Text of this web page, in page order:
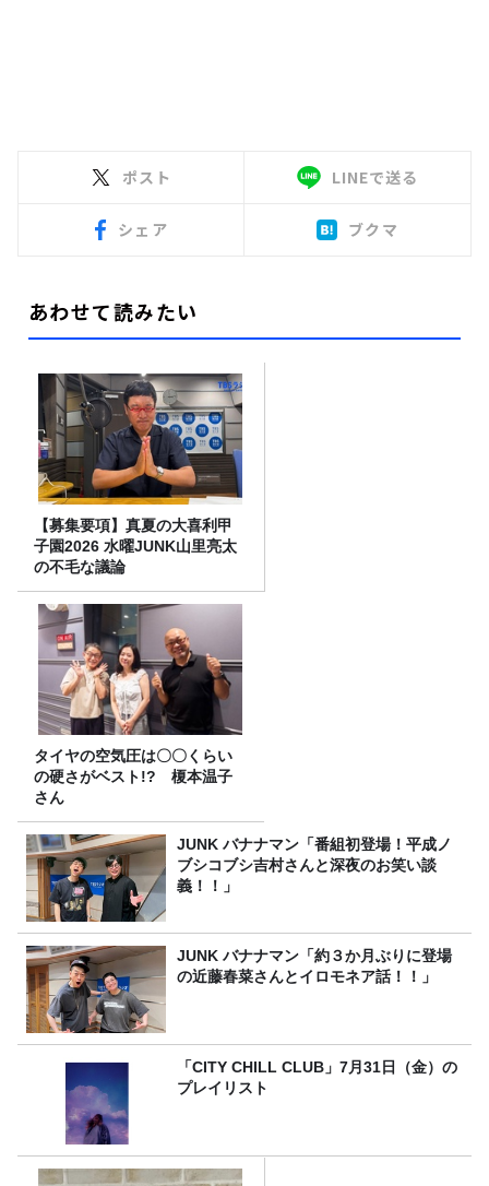
ポスト LINEで送る
シェア ブクマ
あわせて読みたい
【募集要項】真夏の大喜利甲
子園2026 水曜JUNK山里亮太
の不毛な議論
タイヤの空気圧は〇〇くらい
の硬さがベスト!? 榎本温子
さん
JUNK バナナマン「番組初登場！平成ノ
ブシコブシ吉村さんと深夜のお笑い談
義！！」
JUNK バナナマン「約３か月ぶりに登場
の近藤春菜さんとイロモネア話！！」
「CITY CHILL CLUB」7月31日（金）の
プレイリスト